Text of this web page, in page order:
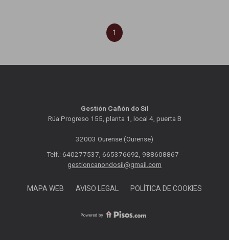
1
Gestión Cañón do Sil
Rúa Progreso 155, planta 1, local 4, puerta B
32003 Ourense (Ourense)
Telf.: 640277537, 665376692, 988608867 -
gestioncanondosil@gmail.com
MAPA WEB AVISO LEGAL POLÍTICA DE COOKIES